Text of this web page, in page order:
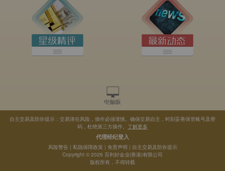
自主交易及防诈提示：交易潜在风险，操作必须谨慎。确保交易自主，时刻妥善保管账号及密
码，杜绝第三方操作。 了解更多
代理经纪登入
风险警告| 私隐保障政策 | 免责声明 | 自主交易及防诈提示
Copyright © 2026 百利好金业(香港)有限公司
版权所有，不得转载